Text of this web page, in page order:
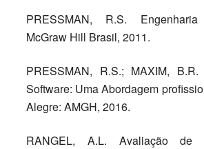
PRESSMAN, R.S.
McGraw Hill Brasil, 2011.
PRESSMAN, R.S.; MAXIM,
Software: Uma Abordagem
Alegre: AMGH, 2016.
RANGEL, A.L. Avaliação de